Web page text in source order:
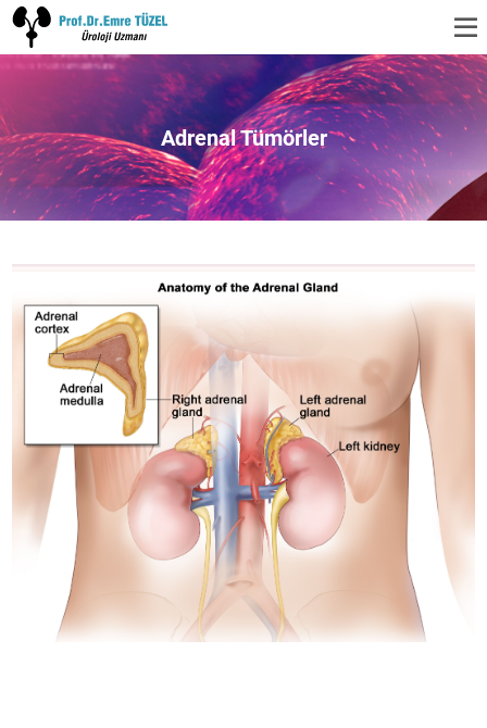
Adrenal Tümörler